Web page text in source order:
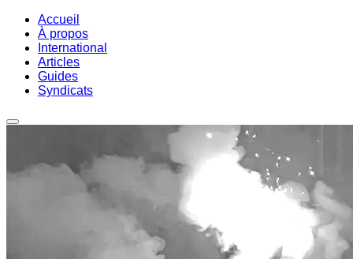
Accueil
À propos
International
Articles
Guides
Syndicats